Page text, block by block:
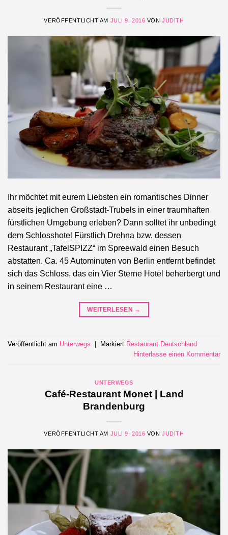
VERÖFFENTLICHT AM JULI 9, 2016 VONJUDITH
Ihr möchtet mit eurem Liebsten ein romantisches Dinner
abseits jeglichen Großstadt-Trubels in einer traumhaften
fürstlichen Umgebung erleben? Dann solltet ihr unbedingt
dem Schlosshotel Fürstlich Drehna bzw. dessen
Restaurant „TafelSPIZZ“ im Spreewald einen Besuch
abstatten. Ca. 45 Autominuten von Berlin entfernt befindet
sich das Schloss, das ein Vier Sterne Hotel beherbergt und
in seinem Restaurant eine …
WEITERLESEN →
Veröffentlicht am Unterwegs Markiert Restaurant Deutschland
Hinterlasse einen Kommentar
UNTERWEGS
Café-Restaurant Monet | Land
Brandenburg
VERÖFFENTLICHT AM JULI 9, 2016 VONJUDITH